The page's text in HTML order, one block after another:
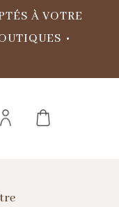
À VOTRE
•